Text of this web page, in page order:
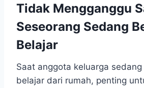
Tidak Mengganggu
Seseorang Sedang
Belajar
Saat anggota keluarga
belajar dari rumah, penting